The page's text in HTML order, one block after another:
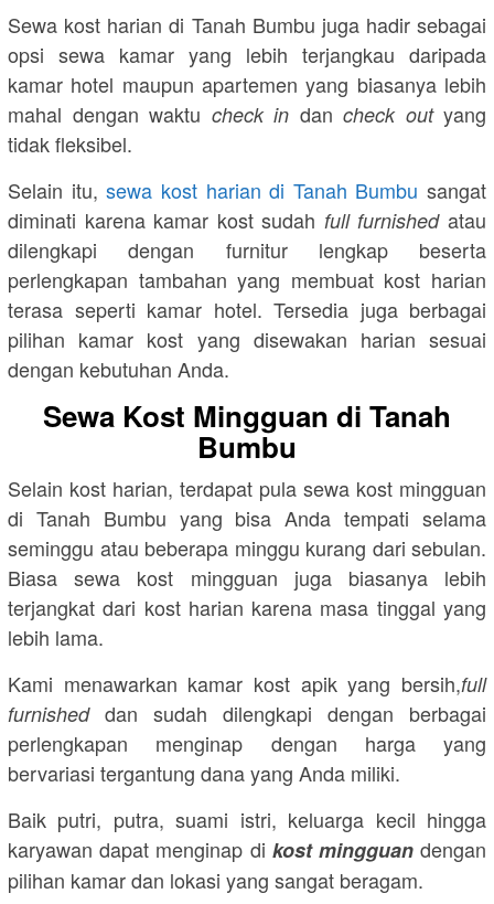
Sewa kost harian di Tanah Bumbu juga hadir sebagai
opsi sewa kamar yang lebih terjangkau daripada
kamar hotel maupun apartemen yang biasanya lebih
mahal dengan waktu check in dan check out yang
tidak fleksibel.
Selain itu,sewa kost harian di Tanah Bumbu sangat
diminati karena kamar kost sudah full furnishedatau
dilengkapi dengan furnitur lengkap beserta
perlengkapan tambahan yang membuat kost harian
terasa seperti kamar hotel. Tersedia juga berbagai
pilihan kamar kost yang disewakan harian sesuai
dengan kebutuhan Anda.
Sewa Kost Mingguan di Tanah
Bumbu
Selain kost harian, terdapat pula sewa kost mingguan
di Tanah Bumbu yang bisa Anda tempati selama
seminggu atau beberapa minggu kurang dari sebulan.
Biasa sewa kost mingguan juga biasanya lebih
terjangkat dari kost harian karena masa tinggal yang
lebih lama.
Kami menawarkan kamar kost apik yang bersih,full
furnished dan sudah dilengkapi dengan berbagai
perlengkapan menginap dengan harga yang
bervariasi tergantung dana yang Anda miliki.
Baik putri, putra, suami istri, keluarga kecil hingga
karyawan dapat menginap di kost mingguandengan
pilihan kamar dan lokasi yang sangat beragam.